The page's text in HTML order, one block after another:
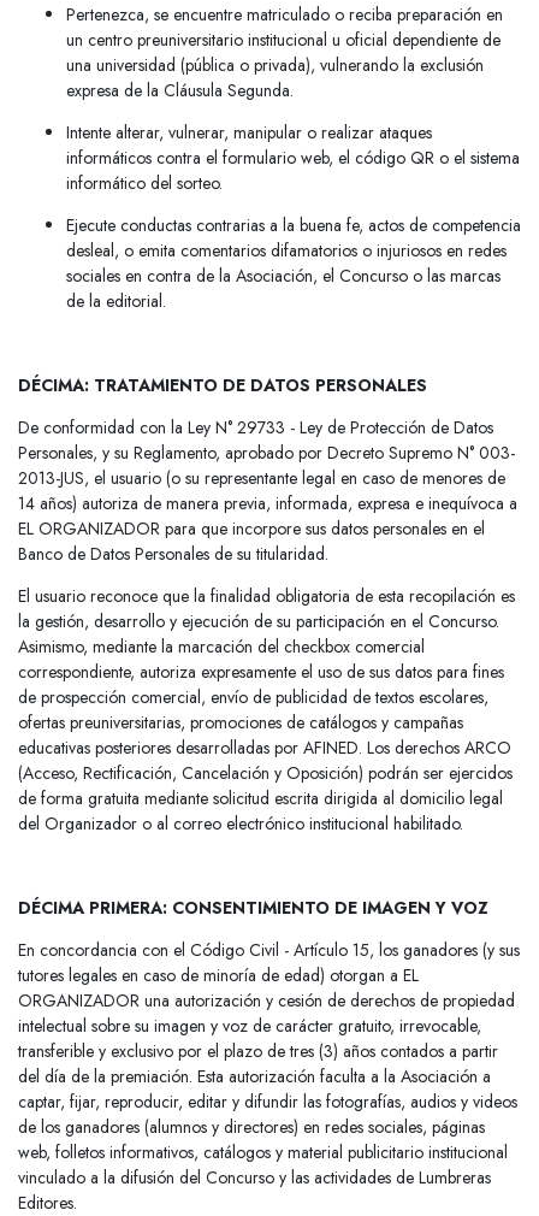
Pertenezca, se encuentre matriculado o reciba preparación en
un centro preuniversitario institucional u oficial dependiente de
una universidad (pública o privada), vulnerando la exclusión
expresa de la Cláusula Segunda.
Intente alterar, vulnerar, manipular o realizar ataques
informáticos contra el formulario web, el código QR o el sistema
informático del sorteo.
Ejecute conductas contrarias a la buena fe, actos de competencia
desleal, o emita comentarios difamatorios o injuriosos en redes
sociales en contra de la Asociación, el Concurso o las marcas
de la editorial.
DÉCIMA: TRATAMIENTO DE DATOS PERSONALES
De conformidad con la Ley N° 29733 - Ley de Protección de Datos
Personales, y su Reglamento, aprobado por Decreto Supremo N° 003-
2013-JUS, el usuario (o su representante legal en caso de menores de
14 años) autoriza de manera previa, informada, expresa e inequívoca a
EL ORGANIZADOR para que incorpore sus datos personales en el
Banco de Datos Personales de su titularidad.
El usuario reconoce que la finalidad obligatoria de esta recopilación es
la gestión, desarrollo y ejecución de su participación en el Concurso.
Asimismo, mediante la marcación del checkbox comercial
correspondiente, autoriza expresamente el uso de sus datos para fines
de prospección comercial, envío de publicidad de textos escolares,
ofertas preuniversitarias, promociones de catálogos y campañas
educativas posteriores desarrolladas por AFINED. Los derechos ARCO
(Acceso, Rectificación, Cancelación y Oposición) podrán ser ejercidos
de forma gratuita mediante solicitud escrita dirigida al domicilio legal
del Organizador o al correo electrónico institucional habilitado.
DÉCIMA PRIMERA: CONSENTIMIENTO DE IMAGEN Y VOZ
En concordancia con el Código Civil - Artículo 15, los ganadores (y sus
tutores legales en caso de minoría de edad) otorgan a EL
ORGANIZADOR una autorización y cesión de derechos de propiedad
intelectual sobre su imagen y voz de carácter gratuito, irrevocable,
transferible y exclusivo por el plazo de tres (3) años contados a partir
del día de la premiación. Esta autorización faculta a la Asociación a
captar, fijar, reproducir, editar y difundir las fotografías, audios y videos
de los ganadores (alumnos y directores) en redes sociales, páginas
web, folletos informativos, catálogos y material publicitario institucional
vinculado a la difusión del Concurso y las actividades de Lumbreras
Editores.